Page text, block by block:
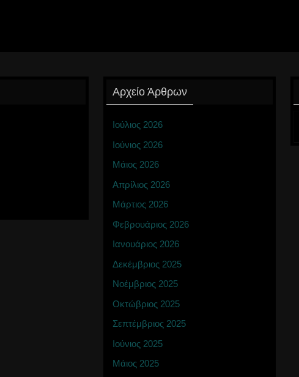
Αρχείο Άρθρων
Ιούλιος 2026
Ιούνιος 2026
Μάιος 2026
Απρίλιος 2026
Μάρτιος 2026
Φεβρουάριος 2026
Ιανουάριος 2026
Δεκέμβριος 2025
Νοέμβριος 2025
Οκτώβριος 2025
Σεπτέμβριος 2025
Ιούνιος 2025
Μάιος 2025